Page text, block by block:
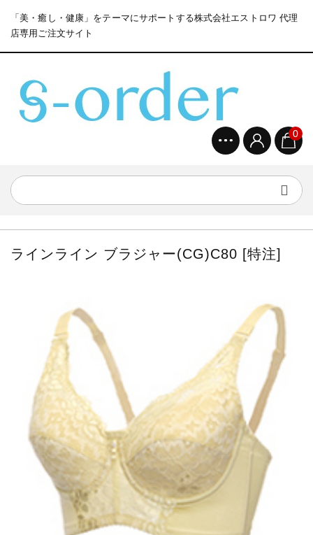
「美・癒し・健康」をテーマにサポートする株式会社エストロワ 代理
店専用ご注文サイト
0
ラインライン ブラジャー(CG)C80 [特注]